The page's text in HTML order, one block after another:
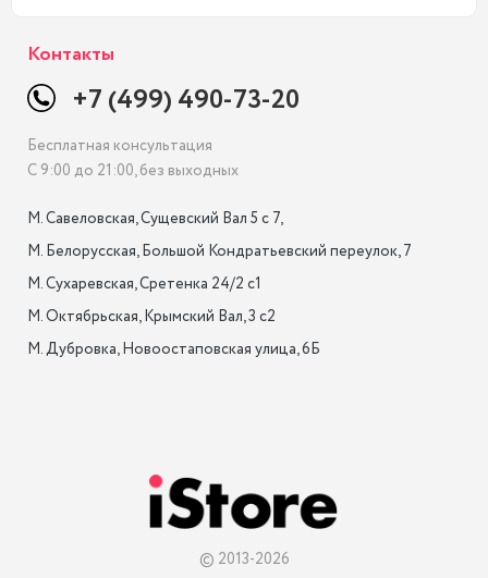
Контакты
+7 (499) 490-73-20
Бесплатная консультация
С 9:00 до 21:00, без выходных
М. Савеловская, Сущевский Вал 5 с 7,
М. Белорусская, Большой Кондратьевский переулок, 7
М. Сухаревская, Сретенка 24/2 с1
М. Октябрьская, Крымский Вал, 3 с2
М. Дубровка, Новоостаповская улица, 6Б
© 2013-2026